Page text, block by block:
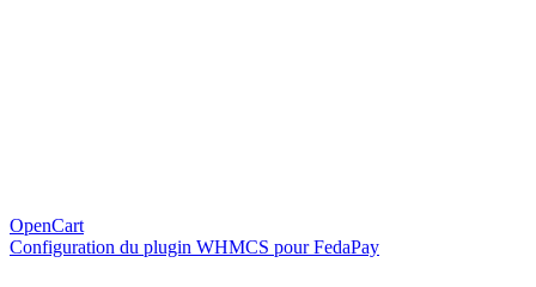
OpenCart
Configuration du plugin WHMCS pour FedaPay